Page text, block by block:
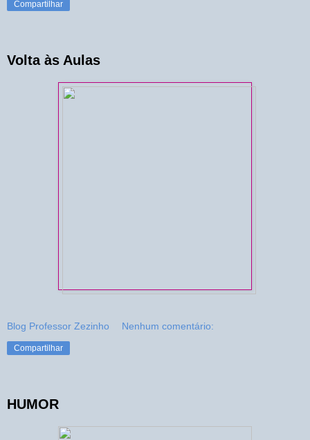
Compartilhar
Volta às Aulas
Blog Professor Zezinho Nenhum comentário:
Compartilhar
HUMOR